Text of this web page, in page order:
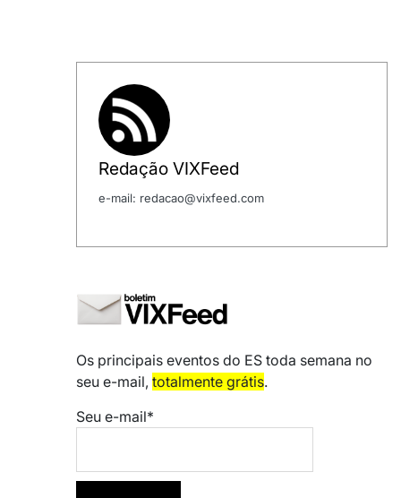
Redação VIXFeed
e-mail: redacao@vixfeed.com
Os principais eventos do ES toda semana no
seu e-mail, totalmente grátis.
Seu e-mail*